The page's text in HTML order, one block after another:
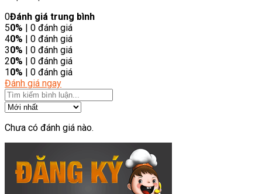
0Đánh giá trung bình
50% | 0 đánh giá
40% | 0 đánh giá
30% | 0 đánh giá
20% | 0 đánh giá
10% | 0 đánh giá
Đánh giá ngay
Chưa có đánh giá nào.